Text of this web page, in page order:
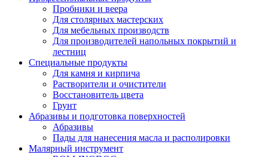
Пробники и веера
Для столярных мастерских
Для мебельных производств
Для производителей напольных покрытий и
лестниц
Специальные продукты
Для камня и кирпича
Растворители и очистители
Восстановитель цвета
Грунт
Абразивы и подготовка поверхностей
Абразивы
Пады для нанесения масла и располировки
Малярный инструмент